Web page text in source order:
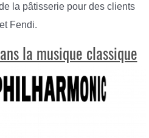
la pâtisserie pour des clients
Fendi.
la musique classique